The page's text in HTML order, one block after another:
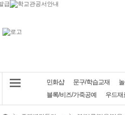
민화샵 문구/학습교재
블록/비즈/가죽공예
우드재